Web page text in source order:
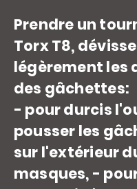
Prendre un
Torx T8,
légèrement les
des gâchettes:
- pour durcis
pousser les
sur l'extérieur
masques, -